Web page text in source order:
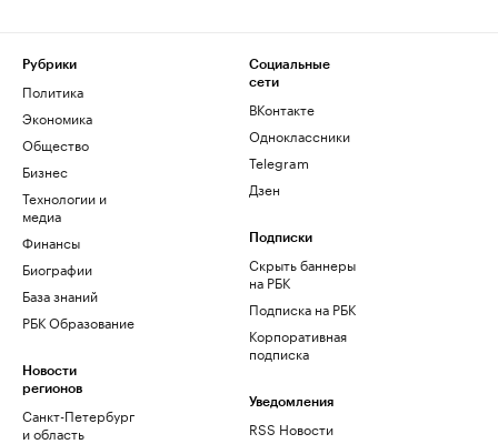
Рубрики
Политика
Экономика
Общество
Бизнес
Технологии и
медиа
Финансы
Биографии
База знаний
РБК Образование
Новости
регионов
Санкт-Петербург
и область
Социальные
сети
ВКонтакте
Одноклассники
Telegram
Дзен
Подписки
Скрыть баннеры
на РБК
Подписка на РБК
Корпоративная
подписка
Уведомления
RSS Новости